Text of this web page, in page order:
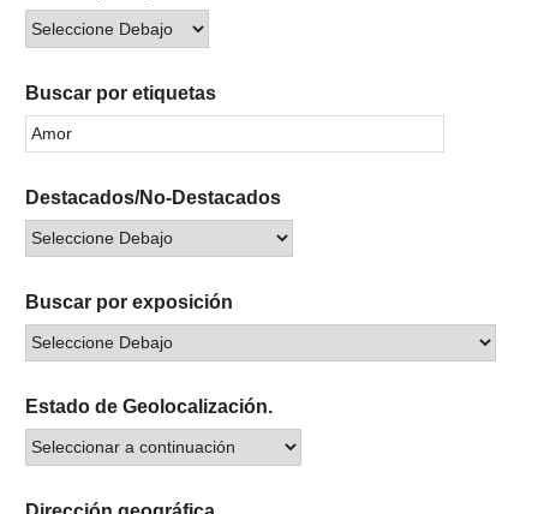
Buscar por etiquetas
Destacados/No-Destacados
Buscar por exposición
Estado de Geolocalización.